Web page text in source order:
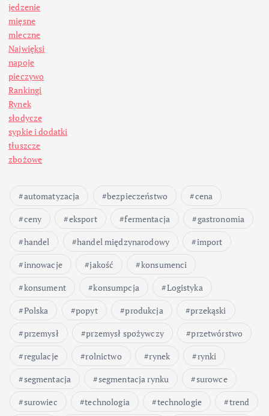
jedzenie
mięsne
mleczne
Najwięksi
napoje
pieczywo
Rankingi
Rynek
słodycze
sypkie i dodatki
tłuszcze
zbożowe
automatyzacja bezpieczeństwo
cena
ceny
eksport fermentacja
gastronomia
handel
handel międzynarodowy
import
innowacje
jakość
konsumenci
konsument
konsumpcja
Logistyka
Polska
popyt produkcja
przekąski
przemysł
przemysł spożywczy
przetwórstwo
regulacje
rolnictwo rynek
rynki
segmentacja
segmentacja rynku
surowce
surowiec
technologia technologie
trend